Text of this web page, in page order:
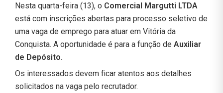
Nesta quarta-feira (13), o Comercial Margutti LTDA
está com inscrições abertas para processo seletivo de
uma vaga de emprego para atuar em Vitória da
Conquista. A oportunidade é para a função de Auxiliar
de Depósito.
Os interessados devem ficar atentos aos detalhes
solicitados na vaga pelo recrutador.